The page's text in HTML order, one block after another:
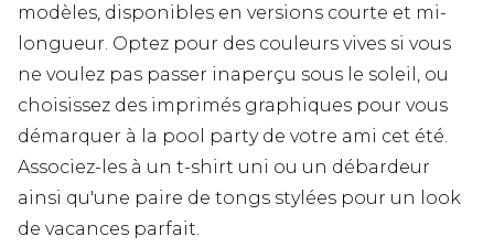
modèles, disponibles en versions courte et mi-
longueur. Optez pour des couleurs vives si vous
ne voulez pas passer inaperçu sous le soleil, ou
choisissez des imprimés graphiques pour vous
démarquer à la pool party de votre ami cet été.
Associez-les à un t-shirt uni ou un débardeur
ainsi qu'une paire de tongs stylées pour un look
de vacances parfait.